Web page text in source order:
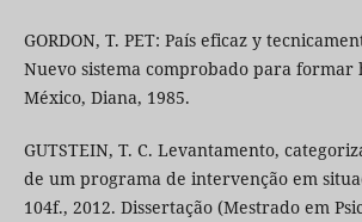
GORDON, T. PET: País eficaz y
Nuevo sistema comprobado para formar
México, Diana, 1985.
GUTSTEIN, T. C. Levantamento,
de um programa de intervenção em
104f., 2012. Dissertação (Mestrado em